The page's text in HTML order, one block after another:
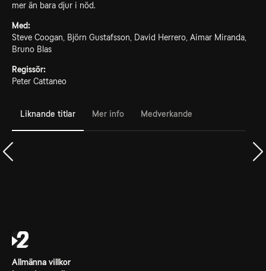
mer än bara djur i nöd.
Med:
Steve Coogan, Björn Gustafsson, David Herrero, Aimar Miranda,
Bruno Blas
Regissör:
Peter Cattaneo
Liknande titlar Mer info Medverkande
Allmänna villkor